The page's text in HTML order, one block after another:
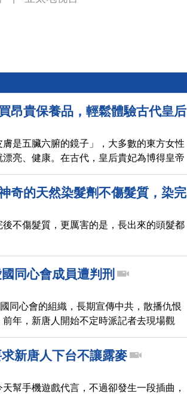
昂貴保養品，輕鬆體驗古代皇后
白脫如雪，身光白如素」 | 胡乃
是五臟六腑的鏡子」，大多數的東方女性
亮、健康。在古代，皇后貴妃為博得皇帝
部位的保養，使得自己「面白脫如雪，身
奇的天然染髮劑不傷髮質，染完
乃文開講04
不傷髮質，更厲害的是，長出來的頭髮都
同心會成員遭判刑
同心會的組織，長期宣傳中共，散播仇恨
年，新唐人開始不定時派記者去現場觀
員，以五星旗攻擊、阻撓拍攝，甚至毀損
起案件提起公訴，而台北地院日前作出判
強制罪及公然侮辱罪，也保障了新聞記者
新唐人下台不讓露麥
幫手機遊戲代言，不過卻發生一段插曲，